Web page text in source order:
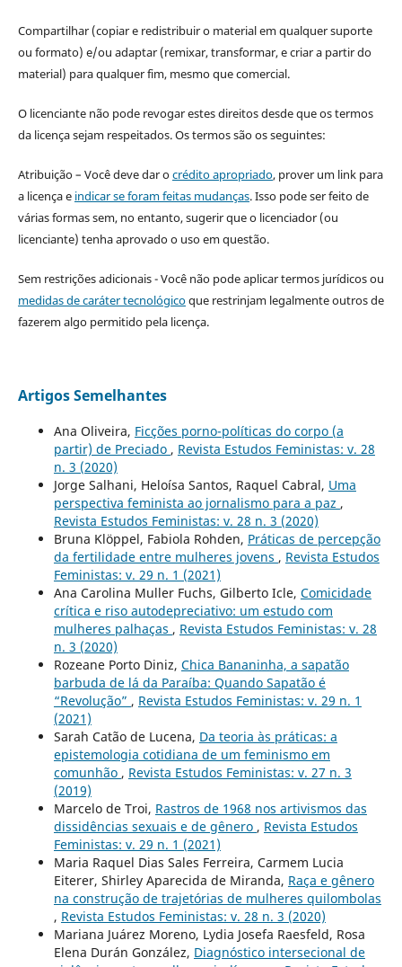
Compartilhar (copiar e redistribuir o material em qualquer suporte
ou formato) e/ou adaptar (remixar, transformar, e criar a partir do
material) para qualquer fim, mesmo que comercial.
O licenciante não pode revogar estes direitos desde que os termos
da licença sejam respeitados. Os termos são os seguintes:
Atribuição – Você deve dar ocrédito apropriado, prover um link para
a licença e indicar se foram feitas mudanças. Isso pode ser feito de
várias formas sem, no entanto, sugerir que o licenciador (ou
licenciante) tenha aprovado o uso em questão.
Sem restrições adicionais - Você não pode aplicar termos jurídicos ou
medidas de caráter tecnológicoque restrinjam legalmente outros de
fazerem algo permitido pela licença.
Artigos Semelhantes
Ana Oliveira, Ficções porno-políticas do corpo (a
partir) de Preciado , Revista Estudos Feministas: v. 28
n. 3 (2020)
Jorge Salhani, Heloísa Santos, Raquel Cabral, Uma
perspectiva feminista ao jornalismo para a paz ,
Revista Estudos Feministas: v. 28 n. 3 (2020)
Bruna Klöppel, Fabiola Rohden, Práticas de percepção
da fertilidade entre mulheres jovens , Revista Estudos
Feministas: v. 29 n. 1 (2021)
Ana Carolina Muller Fuchs, Gilberto Icle, Comicidade
crítica e riso autodepreciativo: um estudo com
mulheres palhaças , Revista Estudos Feministas: v. 28
n. 3 (2020)
Rozeane Porto Diniz, Chica Bananinha, a sapatão
barbuda de lá da Paraíba: Quando Sapatão é
“Revolução” , Revista Estudos Feministas: v. 29 n. 1
(2021)
Sarah Catão de Lucena, Da teoria às práticas: a
epistemologia cotidiana de um feminismo em
comunhão , Revista Estudos Feministas: v. 27 n. 3
(2019)
Marcelo de Troi, Rastros de 1968 nos artivismos das
dissidências sexuais e de gênero , Revista Estudos
Feministas: v. 29 n. 1 (2021)
Maria Raquel Dias Sales Ferreira, Carmem Lucia
Eiterer, Shirley Aparecida de Miranda, Raça e gênero
na construção de trajetórias de mulheres quilombolas
, Revista Estudos Feministas: v. 28 n. 3 (2020)
Mariana Juárez Moreno, Lydia Josefa Raesfeld, Rosa
Elena Durán González, Diagnóstico intersecional de